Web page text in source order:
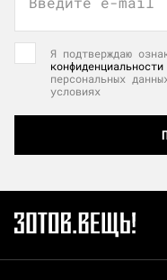
Я подтверждаю
конфиденциальности
персональных
условиях